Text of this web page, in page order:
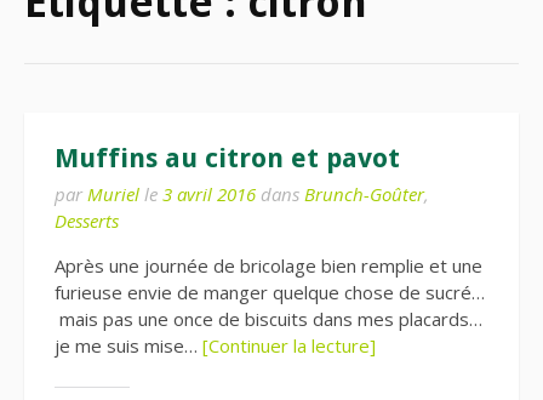
Muffins au citron et pavot
par Muriel le 3 avril 2016 dans Brunch-Goûter,
Desserts
Après une journée de bricolage bien remplie et une
furieuse envie de manger quelque chose de sucré…
mais pas une once de biscuits dans mes placards…
je me suis mise… [Continuer la lecture]